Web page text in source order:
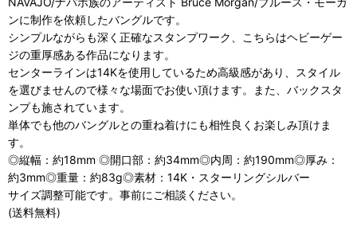
ンに制作を依頼したバングルです。
シンプルながらも深く正確なスタンプワーク、こちらはヘビーゲー
ジの重厚感ある作品になります。
センターラインは14Kを使用しているため高級感があり、スタイル
を選びませんので様々な場面でお使い頂けます。また、バックスタ
ンプも施されています。
単体でも他のバングルとの重ね着けにも相性良くお楽しみ頂けま
す。
◎縦幅：約18mm ◎開口部：約34mm◎内周：約190mm◎厚み：
約3mm◎重量：約83g◎素材：14K・スターリングシルバー
サイズ調整可能です。事前にご相談ください。
(送料無料)